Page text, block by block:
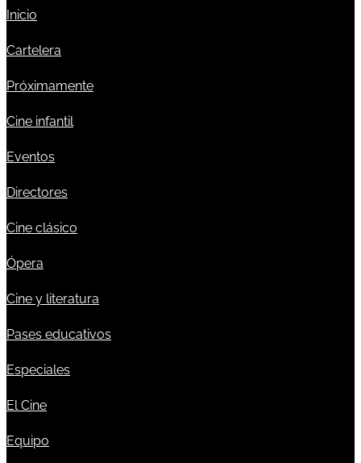
Inicio
Cartelera
Próximamente
Cine infantil
Eventos
Directores
Cine clásico
Ópera
Cine y literatura
Pases educativos
Especiales
El Cine
Equipo